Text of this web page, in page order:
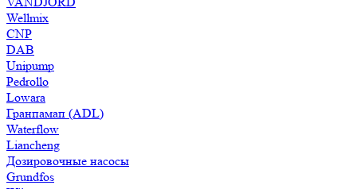
Wellmix
CNP
DAB
Unipump
Pedrollo
Lowara
Гранпамап (ADL)
Waterflow
Liancheng
Дозировочные насосы
Grundfos